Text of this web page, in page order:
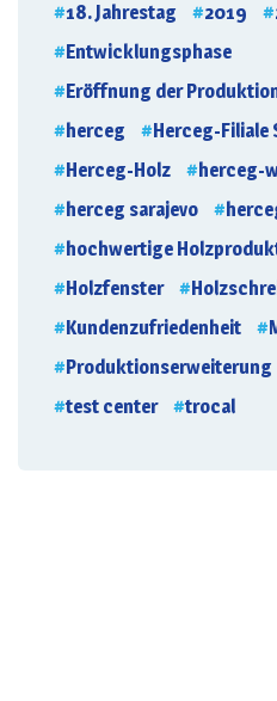
18. Jahrestag 2019
Entwicklungsphase
Eröffnung der
herceg
Herceg-Filiale
Herceg-Holz
herceg-
herceg sarajevo
hochwertige
Holzfenster
Kundenzufriedenheit
Produktionserweiterung
test center
trocal